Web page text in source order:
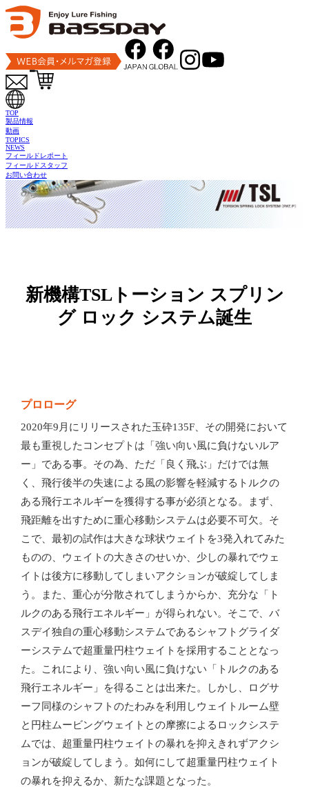
TOP
製品情報
動画
TOPICS
NEWS
フィールドレポート
フィールドスタッフ
お問い合わせ
トップ
新機構TSLトーション スプリン
グ ロック システム誕生
プロローグ
2020年9月にリリースされた玉砕135F、その開発において
最も重視したコンセプトは「強い向い風に負けないルア
ー」である事。その為、ただ「良く飛ぶ」だけでは無
く、飛行後半の失速による風の影響を軽減するトルクの
ある飛行エネルギーを獲得する事が必須となる。まず、
飛距離を出すために重心移動システムは必要不可欠。そ
こで、最初の試作は大きな球状ウェイトを3発入れてみた
ものの、ウェイトの大きさのせいか、少しの暴れでウェ
イトは後方に移動してしまいアクションが破綻してしま
う。また、重心が分散されてしまうからか、充分な「ト
ルクのある飛行エネルギー」が得られない。そこで、バ
スデイ独自の重心移動システムであるシャフトグライダ
ーシステムで超重量円柱ウェイトを採用することとなっ
た。これにより、強い向い風に負けない「トルクのある
飛行エネルギー」を得ることは出来た。しかし、ログサ
ーフ同様のシャフトのたわみを利用しウェイトルーム壁
と円柱ムービングウェイトとの摩擦によるロックシステ
ムでは、超重量円柱ウェイトの暴れを抑えきれずアクシ
ョンが破綻してしまう。如何にして超重量円柱ウェイト
の暴れを抑えるか、新たな課題となった。